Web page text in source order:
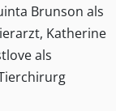
Brunson als
Katherine
als